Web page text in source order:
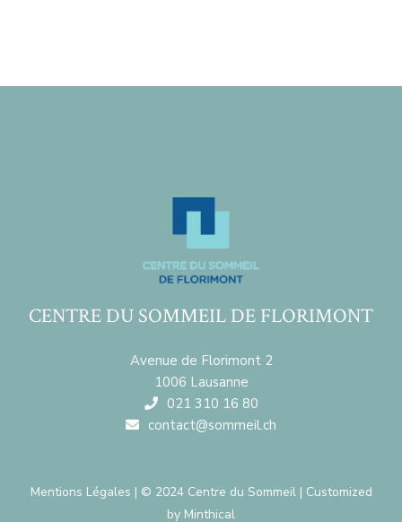
CENTRE DU SOMMEIL DE FLORIMONT
Avenue de Florimont 2
1006 Lausanne
021 310 16 80
contact@sommeil.ch
Mentions Légales | © 2024 Centre du Sommeil | Customized
by Minthical